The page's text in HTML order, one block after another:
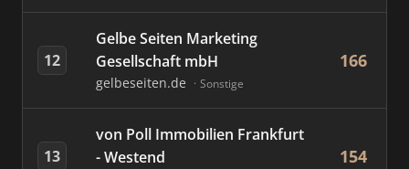
12
Gelbe Seiten Marketing
Gesellschaft mbH
gelbeseiten.de Sonstige
166
13
von Poll Immobilien Frankfurt
- Westend
154